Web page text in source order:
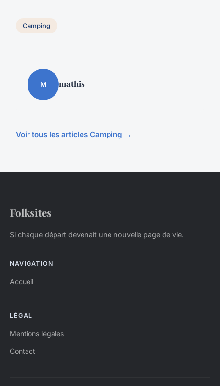
Camping
M mathis
Voir tous les articles Camping →
Folksites
Si chaque départ devenait une nouvelle page de vie.
NAVIGATION
Accueil
LÉGAL
Mentions légales
Contact